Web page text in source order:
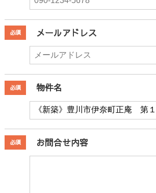
必須 メールアドレス
必須 物件名
必須 お問合せ内容